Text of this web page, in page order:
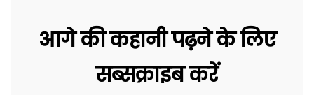
आगे की कहानी पढ़ने के लिए
सब्सक्राइब करें